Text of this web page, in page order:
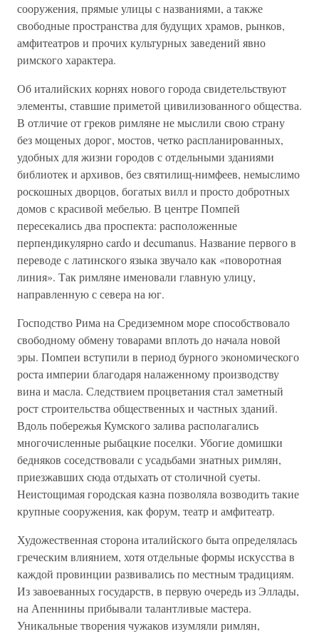
сооружения, прямые улицы с названиями, а также
свободные пространства для будущих храмов, рынков,
амфитеатров и прочих культурных заведений явно
римского характера.
Об италийских корнях нового города свидетельствуют
элементы, ставшие приметой цивилизованного общества.
В отличие от греков римляне не мыслили свою страну
без мощеных дорог, мостов, четко распланированных,
удобных для жизни городов с отдельными зданиями
библиотек и архивов, без святилищ-нимфеев, немыслимо
роскошных дворцов, богатых вилл и просто добротных
домов с красивой мебелью. В центре Помпей
пересекались два проспекта: расположенные
перпендикулярно cardo и decumanus. Название первого в
переводе с латинского языка звучало как «поворотная
линия». Так римляне именовали главную улицу,
направленную с севера на юг.
Господство Рима на Средиземном море способствовало
свободному обмену товарами вплоть до начала новой
эры. Помпеи вступили в период бурного экономического
роста империи благодаря налаженному производству
вина и масла. Следствием процветания стал заметный
рост строительства общественных и частных зданий.
Вдоль побережья Кумского залива располагались
многочисленные рыбацкие поселки. Убогие домишки
бедняков соседствовали с усадьбами знатных римлян,
приезжавших сюда отдыхать от столичной суеты.
Неистощимая городская казна позволяла возводить такие
крупные сооружения, как форум, театр и амфитеатр.
Художественная сторона италийского быта определялась
греческим влиянием, хотя отдельные формы искусства в
каждой провинции развивались по местным традициям.
Из завоеванных государств, в первую очередь из Эллады,
на Апеннины прибывали талантливые мастера.
Уникальные творения чужаков изумляли римлян,